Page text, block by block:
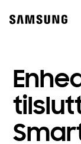
content